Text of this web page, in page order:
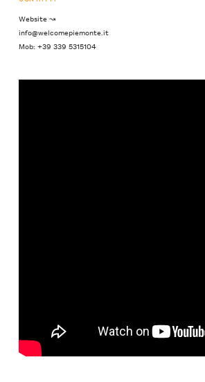
Website ↝
info@welcomepiemonte.it
Mob: +39 339 5315104